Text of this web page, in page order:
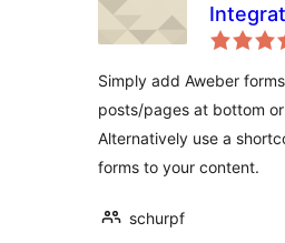
Simply add Aweber
posts/pages at bottom
Alternatively use a
forms to your content.
schurpf